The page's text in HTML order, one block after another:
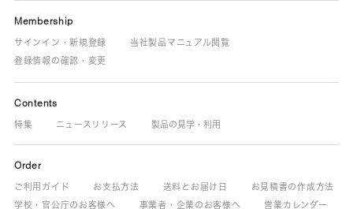
Membership
サインイン・新規登録
当社製品マニュアル閲覧
登録情報の確認・変更
Contents
特集 ニュースリリース 製品の見学・利用
Order
ご利用ガイド お支払方法 送料とお届け日
お見積書の作成方法
学校・官公庁のお客様へ
事業者・企業のお客様へ 営業カレンダー